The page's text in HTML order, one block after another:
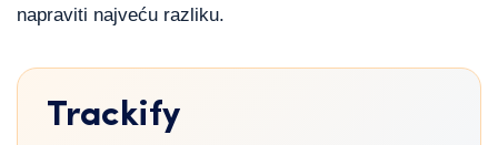
napraviti najveću razliku.
Trackify